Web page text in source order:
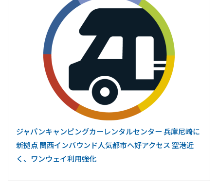
ジャパンキャンピングカーレンタルセンター 兵庫尼崎に
新拠点 関西インバウンド人気都市へ好アクセス 空港近
く、ワンウェイ利用強化